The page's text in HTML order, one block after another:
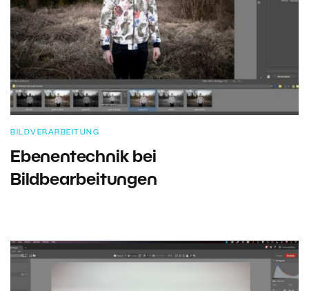
BILDVERARBEITUNG
Ebenentechnik bei
Bildbearbeitungen